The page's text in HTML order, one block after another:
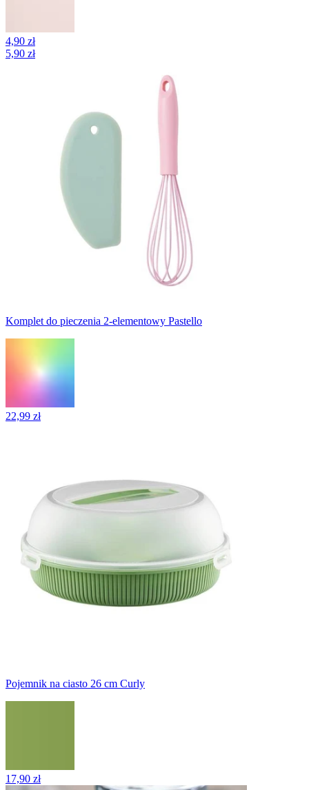
4,90 zł
5,90 zł
Komplet do pieczenia 2-elementowy Pastello
22,99 zł
Pojemnik na ciasto 26 cm Curly
17,90 zł